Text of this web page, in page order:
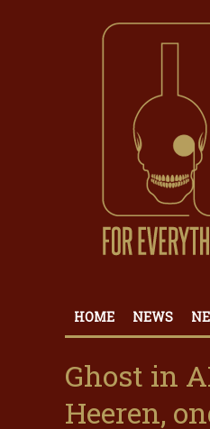
HOME NEWS
Ghost in
Heeren,